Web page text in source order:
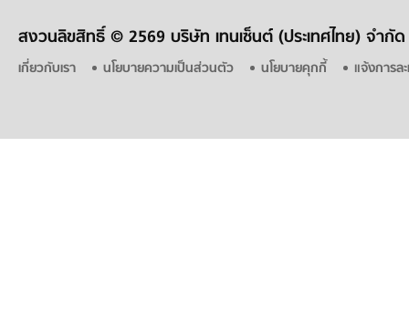
สงวนลิขสิทธิ์ © 2569 บริษัท เทนเซ็นต์ (ประเทศไทย) จำกัด
เกี่ยวกับเรา นโยบายความเป็นส่วนตัว นโยบายคุกกี้ แจ้งการล